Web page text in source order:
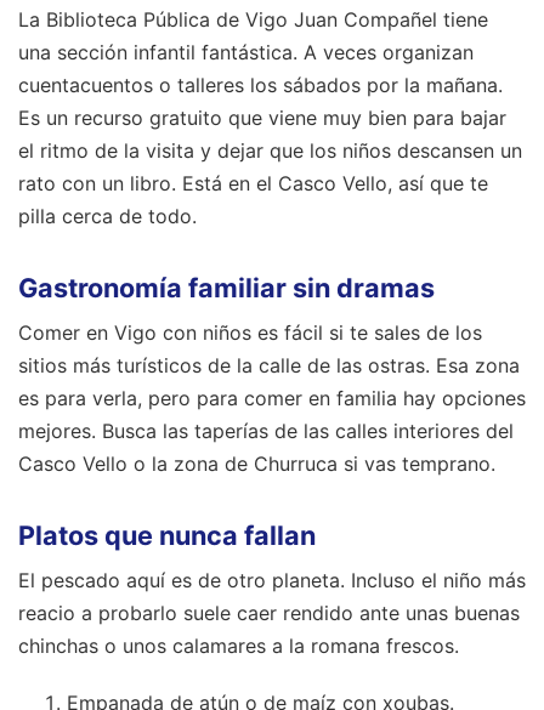
La Biblioteca Pública de Vigo Juan Compañel tiene
una sección infantil fantástica. A veces organizan
cuentacuentos o talleres los sábados por la mañana.
Es un recurso gratuito que viene muy bien para bajar
el ritmo de la visita y dejar que los niños descansen un
rato con un libro. Está en el Casco Vello, así que te
pilla cerca de todo.
Gastronomía familiar sin dramas
Comer en Vigo con niños es fácil si te sales de los
sitios más turísticos de la calle de las ostras. Esa zona
es para verla, pero para comer en familia hay opciones
mejores. Busca las taperías de las calles interiores del
Casco Vello o la zona de Churruca si vas temprano.
Platos que nunca fallan
El pescado aquí es de otro planeta. Incluso el niño más
reacio a probarlo suele caer rendido ante unas buenas
chinchas o unos calamares a la romana frescos.
Empanada de atún o de maíz con xoubas.